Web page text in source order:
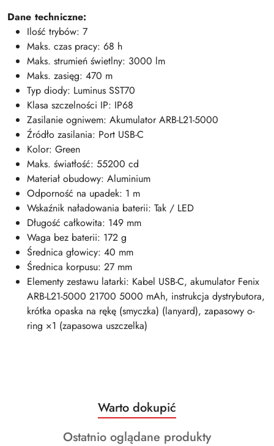
Dane techniczne:
Ilość trybów: 7
Maks. czas pracy: 68 h
Maks. strumień świetlny: 3000 lm
Maks. zasięg: 470 m
Typ diody: Luminus SST70
Klasa szczelności IP: IP68
Zasilanie ogniwem: Akumulator ARB-L21-5000
Źródło zasilania: Port USB-C
Kolor: Green
Maks. światłość: 55200 cd
Materiał obudowy: Aluminium
Odporność na upadek: 1 m
Wskaźnik naładowania baterii: Tak / LED
Długość całkowita: 149 mm
Waga bez baterii: 172 g
Średnica głowicy: 40 mm
Średnica korpusu: 27 mm
Elementy zestawu latarki: Kabel USB-C, akumulator Fenix
ARB-L21-5000 21700 5000 mAh, instrukcja dystrybutora,
krótka opaska na rękę (smyczka) (lanyard), zapasowy o-
ring ×1 (zapasowa uszczelka)
Pomiń karuzelę produktów
Produkty
o
statusie:
Warto dokupić
Produkty
Ostatnio oglądane produkty